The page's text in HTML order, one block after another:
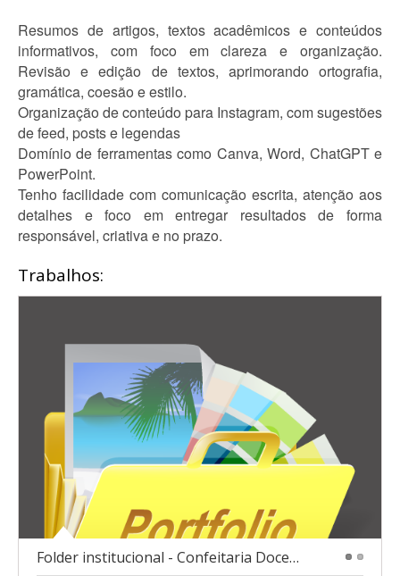
Resumos de artigos, textos acadêmicos e conteúdos
informativos, com foco em clareza e organização.
Revisão e edição de textos, aprimorando ortografia,
gramática, coesão e estilo.
Organização de conteúdo para Instagram, com sugestões
de feed, posts e legendas
Domínio de ferramentas como Canva, Word, ChatGPT e
PowerPoint.
Tenho facilidade com comunicação escrita, atenção aos
detalhes e foco em entregar resultados de forma
responsável, criativa e no prazo.
Trabalhos:
Folder institucional - Confeitaria Doce Encanto